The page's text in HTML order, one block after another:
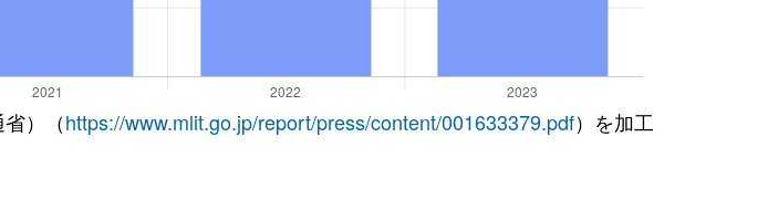
）（https://www.mlit.go.jp/report/press/content/001633379.pdf）を加工